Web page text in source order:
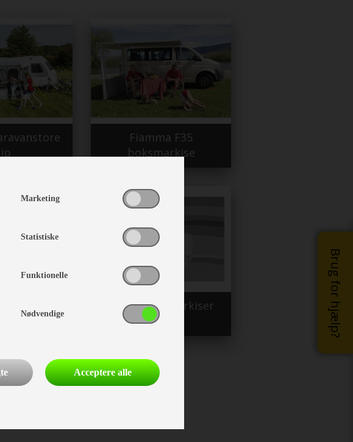
Brug for hjælp?
Fiamma F35
boksmarkise
Blandende markiser
Marketing
Statistiske
Funktionelle
Nødvendige
Acceptere alle